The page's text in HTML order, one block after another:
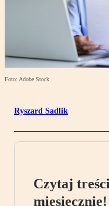
Foto: Adobe Stock
Ryszard Sadlik
Czytaj
miesięcznie!